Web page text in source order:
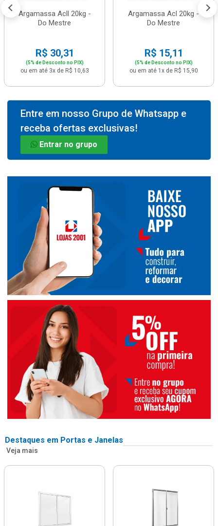
Argamassa Acll 20kg -
Do Mestre
R$ 30,31
(5% de Desconto no PIX)
ou em até 3x de R$ 10,63
Argamassa Acl 20kg -
Do Mestre
R$ 15,11
(5% de Desconto no PIX)
ou em até 1x de R$ 15,90
Entre em nosso Grupo de Whatsapp e
receba ofertas exclusivas!
Entrar no grupo
Destaques em Portas e Janelas
Veja mais